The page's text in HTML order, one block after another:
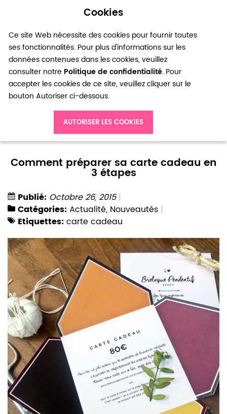
Cookies
Ce site Web nécessite des cookies pour fournir toutes
ses fonctionnalités. Pour plus d'informations sur les
données contenues dans les cookies, veuillez
consulter notre Politique de confidentialité. Pour
accepter les cookies de ce site, veuillez cliquer sur le
bouton Autoriser ci-dessous.
AUTORISER LES COOKIES
0
Blog
Actualité
Comment préparer sa carte cadeau en 3 étapes
Comment préparer sa carte cadeau en
3 étapes
Publié: Octobre 26, 2015
Catégories: Actualité, Nouveautés
Etiquettes: carte cadeau